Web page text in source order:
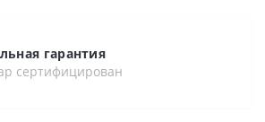
гарантия
сертифицирован